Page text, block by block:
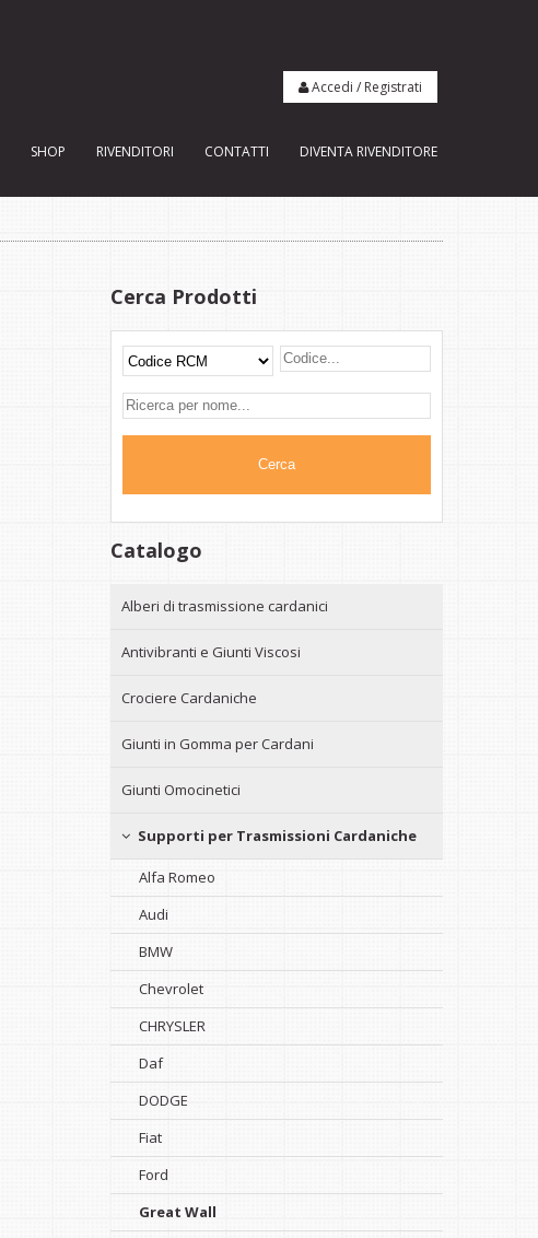
Accedi / Registrati
SHOP RIVENDITORI CONTATTI DIVENTA RIVENDITORE
Cerca Prodotti
Catalogo
Alberi di trasmissione cardanici
Antivibranti e Giunti Viscosi
Crociere Cardaniche
Giunti in Gomma per Cardani
Giunti Omocinetici
Supporti per Trasmissioni Cardaniche
Alfa Romeo
Audi
BMW
Chevrolet
CHRYSLER
Daf
DODGE
Fiat
Ford
Great Wall